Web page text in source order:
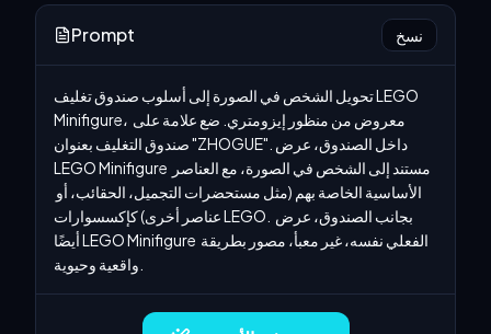
Prompt نسخ
تحويل الشخص في الصورة إلى أسلوب صندوق تغليف LEGO
Minifigure، معروض من منظور إيزومتري. ضع علامة على
صندوق التغليف بعنوان "ZHOGUE". داخل الصندوق، عرض
LEGO Minifigure مستند إلى الشخص في الصورة، مع العناصر
عناصر أخرى) كإكسسوارات LEGO. بجانب الصندوق، عرض
أيضًا LEGO Minifigure الفعلي نفسه، غير معبأ، مصور بطريقة